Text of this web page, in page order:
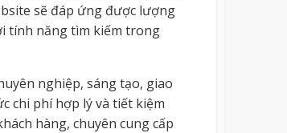
sẽ đáp ứng được lượng
tính năng tìm kiếm trong
nghiệp, sáng tạo, giao
chi phí hợp lý và tiết kiệm
hàng, chuyên cung cấp